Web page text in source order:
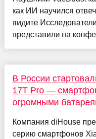
как ИИ научился
видите
представили на
В России
17T Pro —
огромными
Компания diHouse
серию смартфонов